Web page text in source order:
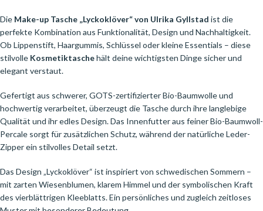
Die Make-up Tasche „Lyckoklöver“ von Ulrika Gyllstad ist die
perfekte Kombination aus Funktionalität, Design und Nachhaltigkeit.
Ob Lippenstift, Haargummis, Schlüssel oder kleine Essentials – diese
stilvolle Kosmetiktaschehält deine wichtigsten Dinge sicher und
elegant verstaut.
Gefertigt aus schwerer, GOTS-zertifizierter Bio-Baumwolle und
hochwertig verarbeitet, überzeugt die Tasche durch ihre langlebige
Qualität und ihr edles Design. Das Innenfutter aus feiner Bio-Baumwoll-
Percale sorgt für zusätzlichen Schutz, während der natürliche Leder-
Zipper ein stilvolles Detail setzt.
Das Design „Lyckoklöver“ ist inspiriert von schwedischen Sommern –
mit zarten Wiesenblumen, klarem Himmel und der symbolischen Kraft
des vierblättrigen Kleeblatts. Ein persönliches und zugleich zeitloses